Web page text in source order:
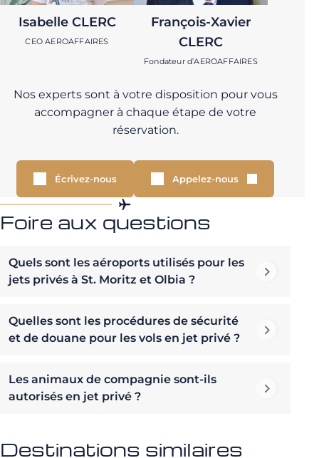
Isabelle CLERC
CEO AEROAFFAIRES
François-Xavier
CLERC
Fondateur d’AEROAFFAIRES
Nos experts sont à votre disposition pour vous
accompagner à chaque étape de votre
réservation.
Écrivez-nous Appelez-nous
Foire aux questions
Quels sont les aéroports utilisés pour les
jets privés à St. Moritz et Olbia ?
Quelles sont les procédures de sécurité
et de douane pour les vols en jet privé ?
Les animaux de compagnie sont-ils
autorisés en jet privé ?
Destinations similaires